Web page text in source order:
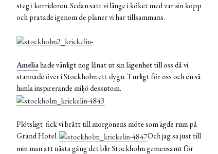
steg i korridoren. Sedan satt vi länge i köket med var sin kopp
och pratade igenom de planer vi har tillsammans.
Ameliahade vänligt nog lånat ut sin lägenhet till oss då vi
stannade över i Stockholm ett dygn. Turligt för oss och en så
himla inspirerande miljö dessutom.
Plötsligt fick vi brått till morgonens möte som ägde rum på
Grand Hotel.
Och jag sa just till
min man att nästa gång det blir Stockholm gemensamt för